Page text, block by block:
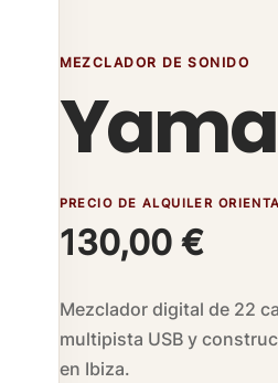
MEZCLADOR DE SONIDO
PRECIO DE ALQUILER
130,00 €
Mezclador digital de 22
multipista USB y
en Ibiza.